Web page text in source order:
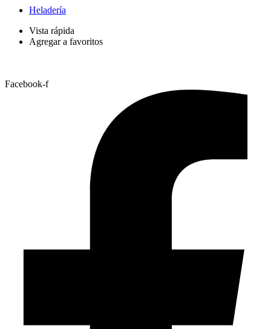
Heladería
Vista rápida
Agregar a favoritos
Facebook-f